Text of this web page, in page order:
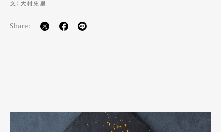
文：大村朱里
Share: